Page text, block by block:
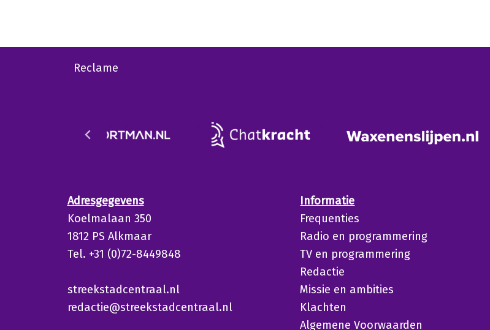
Reclame
Adresgegevens
Koelmalaan 350
1812 PS Alkmaar
Tel. +31 (0)72-8449848
streekstadcentraal.nl
redactie@streekstadcentraal.nl
Informatie
Frequenties
Radio en programmering
TV en programmering
Redactie
Missie en ambities
Klachten
Algemene Voorwaarden